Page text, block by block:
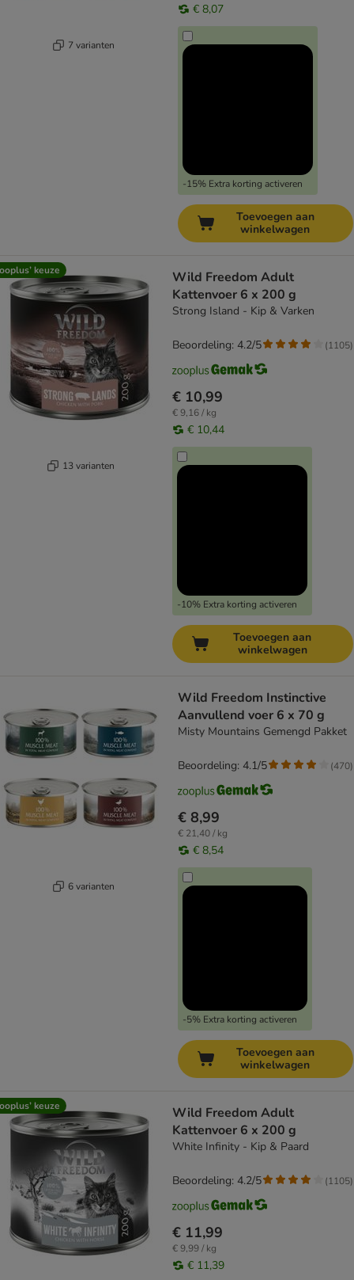
7 varianten
€ 8,07
-15% Extra korting activeren
Toevoegen aan
winkelwagen
keuze
13 varianten
Wild Freedom Adult
Kattenvoer 6 x 200 g
Strong Island - Kip & Varken
€ 10,99
€ 9,16 / kg
€ 10,44
-10% Extra korting activeren
Beoordeling: 4.2/5 (1105)
Toevoegen aan
winkelwagen
6 varianten
Wild Freedom Instinctive
Aanvullend voer 6 x 70 g
Misty Mountains Gemengd Pakket
€ 8,99
€ 21,40 / kg
€ 8,54
-5% Extra korting activeren
Beoordeling: 4.1/5 (470)
Toevoegen aan
winkelwagen
keuze
Wild Freedom Adult
Kattenvoer 6 x 200 g
White Infinity - Kip & Paard
€ 11,99
€ 9,99 / kg
€ 11,39
Beoordeling: 4.2/5 (1105)